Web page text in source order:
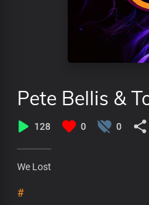
Pete Bellis &
128 0 0
We Lost
#